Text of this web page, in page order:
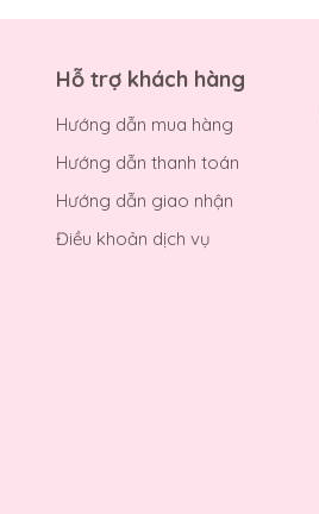
Hỗ trợ khách hàng
Hướng dẫn mua hàng
Hướng dẫn thanh toán
Hướng dẫn giao nhận
Điều khoản dịch vụ